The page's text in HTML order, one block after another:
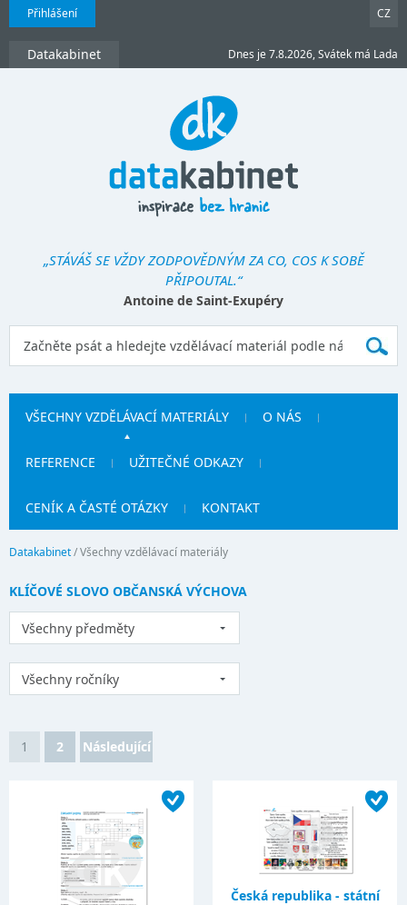
Přihlášení CZ
Datakabinet Dnes je 7.8.2026, Svátek má Lada
„STÁVÁŠ SE VŽDY ZODPOVĚDNÝM ZA CO, COS K SOBĚ
PŘIPOUTAL.“
Antoine de Saint-Exupéry
VŠECHNY VZDĚLÁVACÍ MATERIÁLY O NÁS
REFERENCE UŽITEČNÉ ODKAZY
CENÍK A ČASTÉ OTÁZKY KONTAKT
Datakabinet/Všechny vzdělávací materiály
KLÍČOVÉ SLOVO OBČANSKÁ VÝCHOVA
Všechny předměty
Všechny ročníky
1 2 Následující
Česká republika - státní